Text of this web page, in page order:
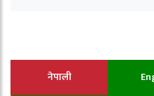
नेपाली